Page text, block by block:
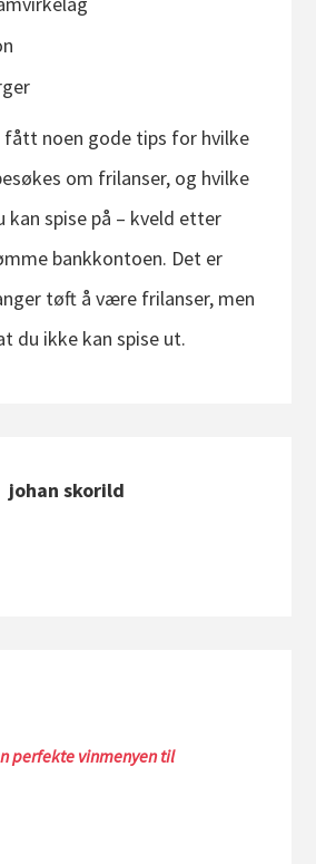
fått noen gode tips for hvilke
om frilanser, og hvilke
kan spise på – kveld etter
bankkontoen. Det er
tøft å være frilanser, men
du ikke kan spise ut.
johan skorild
perfekte vinmenyen til